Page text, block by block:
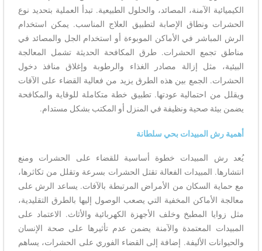
الكيميائية الآمنة، المصائد، والحلول الطبيعية. تبدأ العملية بتحديد نوع
الحشرات ونطاق الإصابة لتطبيق العلاج المناسب. يمكن استخدام
الرش المباشر في الأماكن الموبوءة أو استخدام الجل والمصائد في
مناطق تجمع الحشرات. طرق المكافحة الحديثة تشمل المعالجة
البيئية، مثل إزالة مصادر الغذاء والرطوبة وإغلاق منافذ دخول
الحشرات. الجمع بين هذه الطرق يزيد من فعالية القضاء على الآفات
ويقلل من احتمالية عودتها. تطبيق خطة متكاملة للوقاية والمكافحة
يضمن بيئة صحية ونظيفة في المنزل أو المكتب بشكل مستدام.
أهمية رش المبيدات بحي سلطانة
يُعد رش المبيدات خطوة أساسية للقضاء على الحشرات ومنع
انتشارها. المبيدات الفعالة تقتل الحشرات بسرعة وتقلل من تكاثرها،
مع حماية السكان من الأمراض المرتبطة بالآفات. يساعد الرش على
معالجة الأماكن المخفية التي يصعب الوصول إليها بالطرق التقليدية،
مثل زوايا المطبخ وخلف الأجهزة الكهربائية والأثاث. الاعتماد على
المبيدات المعتمدة والآمنة يضمن عدم تأثيرها على صحة الإنسان
والحيوانات الأليفة. إضافة إلى القضاء الفوري على الحشرات، يساهم